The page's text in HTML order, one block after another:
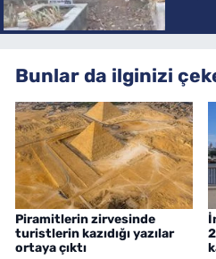
Bunlar da ilginizi
Piramitlerin zirvesinde
turistlerin kazıdığı yazılar
ortaya çıktı